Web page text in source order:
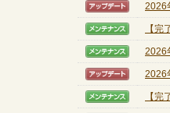
【ア
2026
【メ
【
【メ
2026
【ア
2026
【メ
【